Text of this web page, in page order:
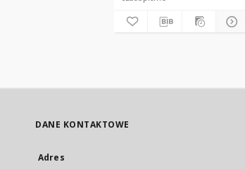
DANE KONTAKTOWE
Adres